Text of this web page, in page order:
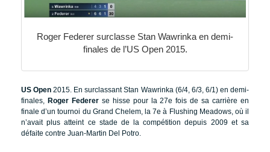
Roger Federer surclasse Stan Wawrinka en demi-
finales de l’US Open 2015.
US Open 2015. En surclassant Stan Wawrinka (6/4, 6/3, 6/1) en demi-
finales, Roger Federerse hisse pour la 27e fois de sa carrière en
finale d’un tournoi du Grand Chelem, la 7e à Flushing Meadows, où il
n’avait plus atteint ce stade de la compétition depuis 2009 et sa
défaite contre Juan-Martin Del Potro.